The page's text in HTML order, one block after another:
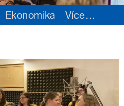
Ekonomika Více…